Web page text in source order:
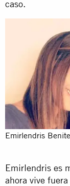
caso.
Emirlendris
Emirlendris es
ahora vive